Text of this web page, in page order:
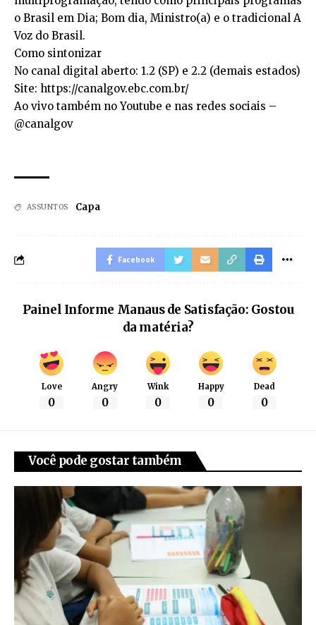
o Brasil em Dia; Bom dia, Ministro(a) e o tradicional A
Voz do Brasil.
Como sintonizar
No canal digital aberto: 1.2 (SP) e 2.2 (demais estados)
Site: https://canalgov.ebc.com.br/
Ao vivo também no Youtube e nas redes sociais –
@canalgov
ASSUNTOS Capa
Facebook
Painel Informe Manaus de Satisfação: Gostou
da matéria?
Love
0
Angry
0
Wink
0
Happy
0
Dead
0
Você pode gostar também